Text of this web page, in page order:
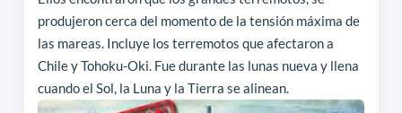
produjeron cerca del momento de la tensión máxima de
las mareas. Incluye los terremotos que afectaron a
Chile y Tohoku-Oki. Fue durante las lunas nueva y llena
cuando el Sol, la Luna y la Tierra se alinean.